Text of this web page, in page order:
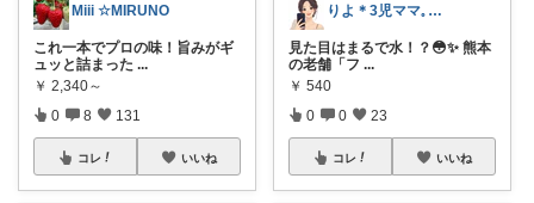
Miii ☆MIRUNO
これ一本でプロの味！旨みがギ
ュッと詰まった ...
￥ 2,340～
0 8 131
コレ いいね
りよ＊3児ママ𓈒 𓏸 𓐍
見た目はまるで水！？😳✨ 熊本
の老舗「フ ...
￥ 540
0 0 23
コレ いいね